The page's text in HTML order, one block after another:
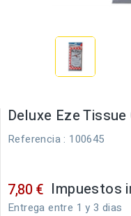
Deluxe Eze
Referencia : 100645
7,80 € Impuestos
Entrega entre 1 y 3 dias